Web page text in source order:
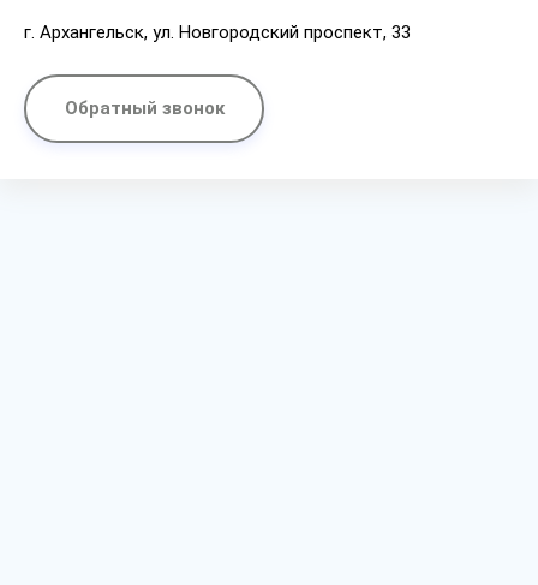
г. Архангельск, ул. Новгородский проспект, 33
Обратный звонок